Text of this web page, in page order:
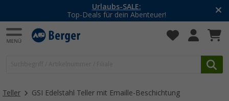
Urlaubs-SALE:
Top-Deals für dein Abenteuer!
Teller GSI Edelstahl Teller mit Emaille-Beschichtung